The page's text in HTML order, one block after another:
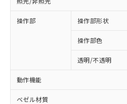
操作部 操作部形状
操作部色
透明/不透明
動作機能
ベゼル材質